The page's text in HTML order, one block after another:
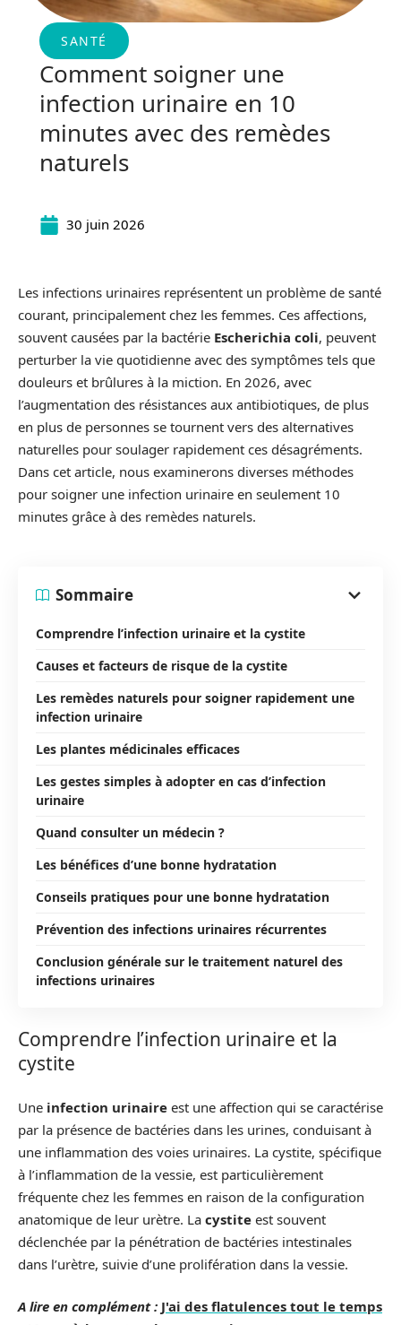
SANTÉ
Comment soigner une
infection urinaire en 10
minutes avec des remèdes
naturels
30 juin 2026
Les infections urinaires représentent un problème de santé
courant, principalement chez les femmes. Ces affections,
souvent causées par la bactérie Escherichia coli, peuvent
perturber la vie quotidienne avec des symptômes tels que
douleurs et brûlures à la miction. En 2026, avec
l’augmentation des résistances aux antibiotiques, de plus
en plus de personnes se tournent vers des alternatives
naturelles pour soulager rapidement ces désagréments.
Dans cet article, nous examinerons diverses méthodes
pour soigner une infection urinaire en seulement 10
minutes grâce à des remèdes naturels.
Sommaire
Comprendre l’infection urinaire et la cystite
Causes et facteurs de risque de la cystite
Les remèdes naturels pour soigner rapidement une
infection urinaire
Les plantes médicinales efficaces
Les gestes simples à adopter en cas d’infection
urinaire
Quand consulter un médecin ?
Les bénéfices d’une bonne hydratation
Conseils pratiques pour une bonne hydratation
Prévention des infections urinaires récurrentes
Conclusion générale sur le traitement naturel des
infections urinaires
Comprendre l’infection urinaire et la
cystite
Une infection urinaire est une affection qui se caractérise
par la présence de bactéries dans les urines, conduisant à
une inflammation des voies urinaires. La cystite, spécifique
à l’inflammation de la vessie, est particulièrement
fréquente chez les femmes en raison de la configuration
anatomique de leur urètre. La cystite est souvent
déclenchée par la pénétration de bactéries intestinales
dans l’urètre, suivie d’une prolifération dans la vessie.
A lire en complément : J'ai des flatulences tout le temps